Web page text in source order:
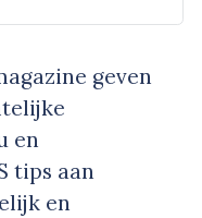
geven
en
tips aan
en